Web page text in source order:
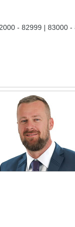
- 82999 | 83000